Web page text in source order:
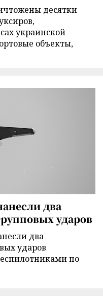
десятки
украинской
объекты,
два
ударов
два
ударов
по